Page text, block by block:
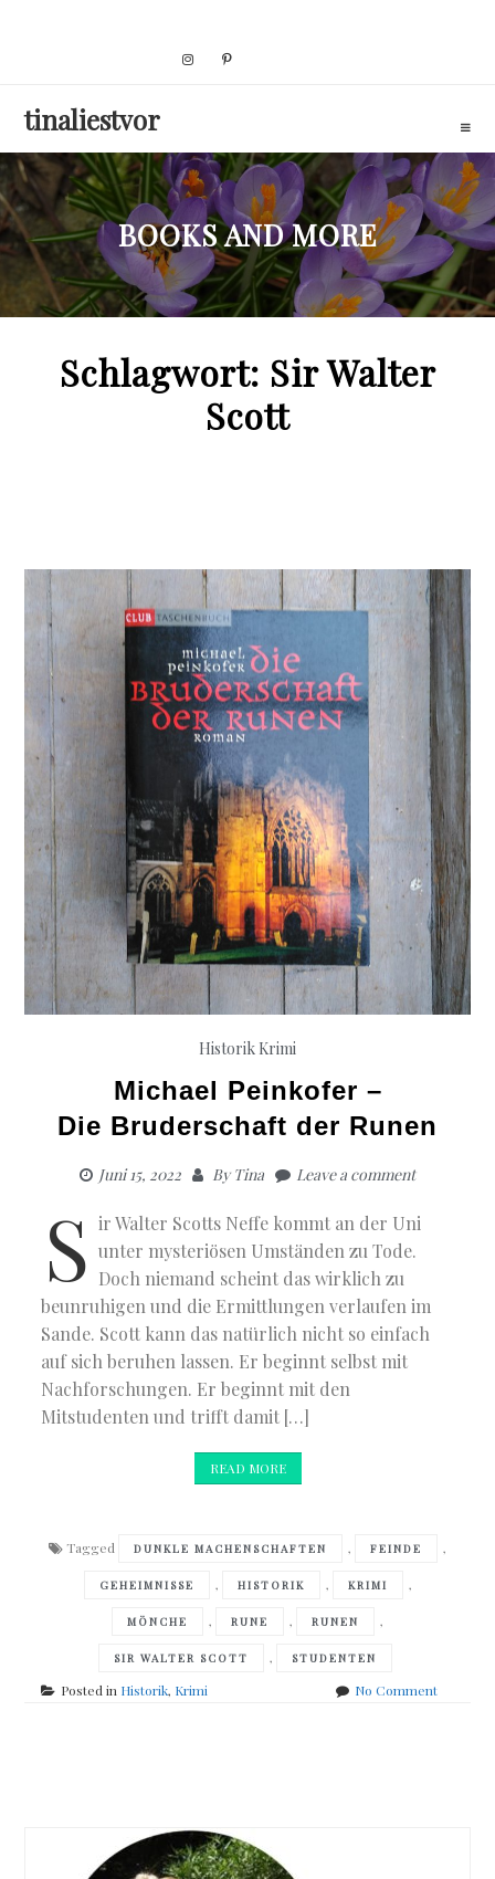
tinaliestvor
BOOKS AND MORE
Schlagwort: Sir Walter
Scott
Historik Krimi
Michael Peinkofer –
Die Bruderschaft der Runen
Juni 15, 2022 ByTina Leave a comment
S ir Walter Scotts Neffe kommt an der Uni
unter mysteriösen Umständen zu Tode.
Doch niemand scheint das wirklich zu
beunruhigen und die Ermittlungen verlaufen im
Sande. Scott kann das natürlich nicht so einfach
auf sich beruhen lassen. Er beginnt selbst mit
Nachforschungen. Er beginnt mit den
Mitstudenten und trifft damit […]
READ MORE
Tagged DUNKLE MACHENSCHAFTEN , FEINDE ,
GEHEIMNISSE , HISTORIK , KRIMI ,
MÖNCHE , RUNE , RUNEN ,
SIR WALTER SCOTT , STUDENTEN
Posted in Historik, Krimi No Commenton
navigation